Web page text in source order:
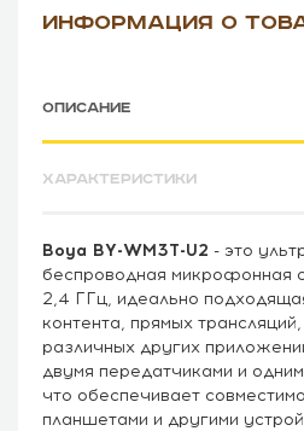
ИНФОРМАЦИЯ О
ОПИСАНИЕ
ХАРАКТЕРИСТИКИ
Boya BY-WM3T-U2 - это
беспроводная микрофонная
2,4 ГГц, идеально
контента, прямых
различных других
двумя передатчиками и
что обеспечивает
планшетами и другими